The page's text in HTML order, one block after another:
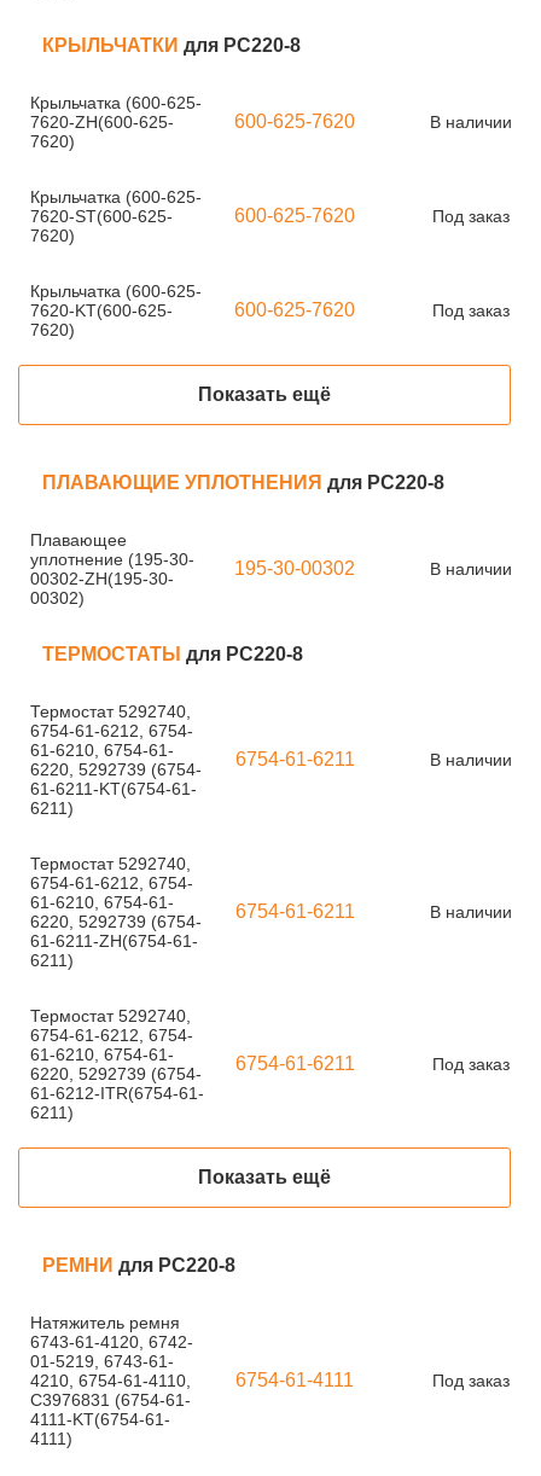
КРЫЛЬЧАТКИ для PC220-8
Крыльчатка (600-625-
7620-ZH(600-625-
7620)
600-625-7620 В наличии
Крыльчатка (600-625-
7620-ST(600-625-
7620)
600-625-7620 Под заказ
Крыльчатка (600-625-
7620-KT(600-625-
7620)
600-625-7620 Под заказ
Показать ещё
ПЛАВАЮЩИЕ УПЛОТНЕНИЯ для PC220-8
Плавающее
уплотнение (195-30-
00302-ZH(195-30-
00302)
195-30-00302 В наличии
ТЕРМОСТАТЫ для PC220-8
Термостат 5292740,
6754-61-6212, 6754-
61-6210, 6754-61-
6220, 5292739 (6754-
61-6211-KT(6754-61-
6211)
6754-61-6211 В наличии
Термостат 5292740,
6754-61-6212, 6754-
61-6210, 6754-61-
6220, 5292739 (6754-
61-6211-ZH(6754-61-
6211)
6754-61-6211 В наличии
Термостат 5292740,
6754-61-6212, 6754-
61-6210, 6754-61-
6220, 5292739 (6754-
61-6212-ITR(6754-61-
6211)
6754-61-6211 Под заказ
Показать ещё
РЕМНИ для PC220-8
Натяжитель ремня
6743-61-4120, 6742-
01-5219, 6743-61-
4210, 6754-61-4110,
С3976831 (6754-61-
4111-KT(6754-61-
4111)
6754-61-4111 Под заказ